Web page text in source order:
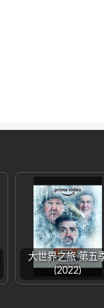
大世界之旅 第五
(2022)